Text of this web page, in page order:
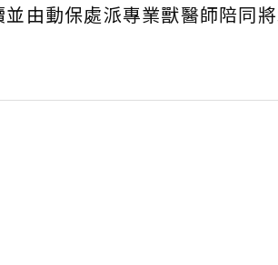
由動保處派專業獸醫師陪同